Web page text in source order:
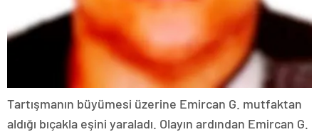
Tartışmanın büyümesi üzerine Emircan G. mutfaktan
aldığı bıçakla eşini yaraladı. Olayın ardından Emircan G.